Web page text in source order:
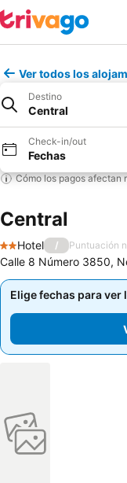
Ver todos los
Destino
Central
Check-in/out
Fechas
Cómo los pagos afectan
Central
2 Estrellas
Hotel / Puntuación
Calle 8 Número 3850,
Elige fechas para
Elige fechas para